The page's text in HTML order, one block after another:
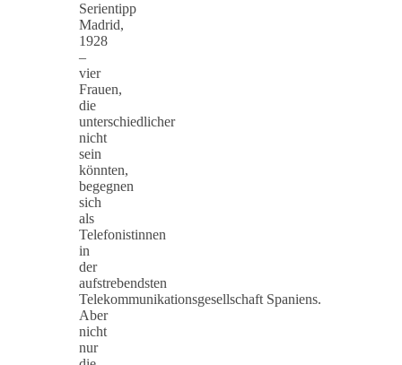
Serientipp
Madrid,
1928
–
vier
Frauen,
die
unterschiedlicher
nicht
sein
könnten,
begegnen
sich
als
Telefonistinnen
in
der
aufstrebendsten
Telekommunikationsgesellschaft Spaniens.
Aber
nicht
nur